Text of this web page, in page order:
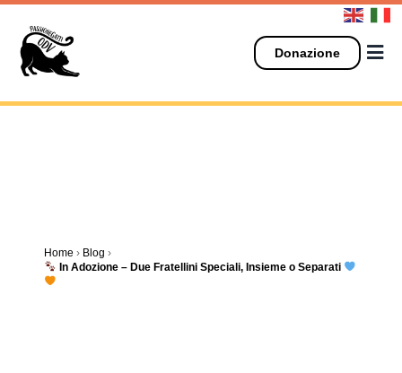
Salta
contenuto
Donazione
Home › Blog ›
In Adozione – Due Fratellini Speciali, Insieme o Separati